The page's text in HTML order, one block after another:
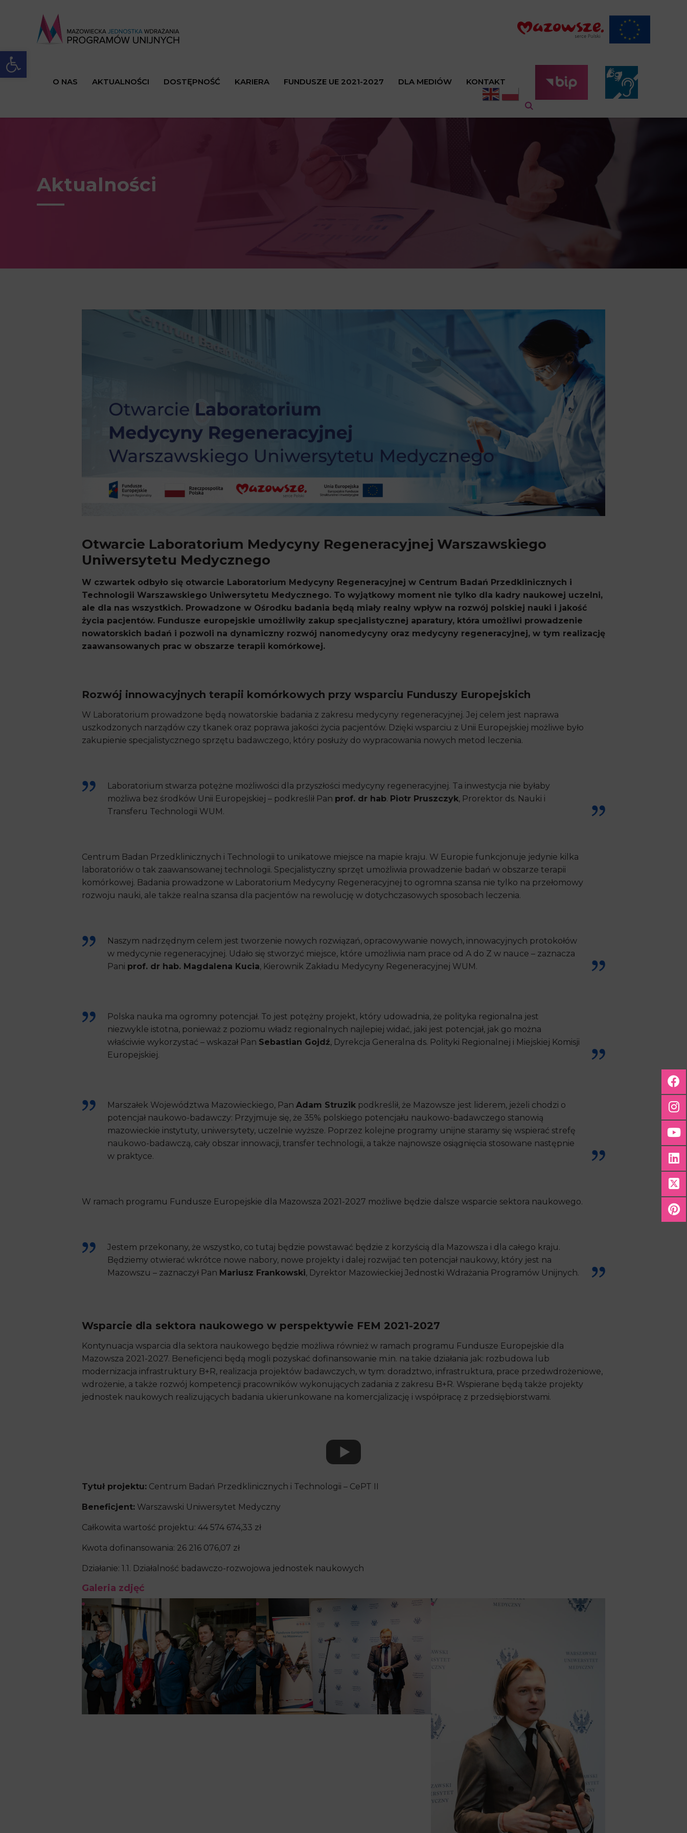
Open toolbar
O NAS AKTUALNOŚCI DOSTĘPNOŚĆ KARIERA FUNDUSZE UE 2021-2027 DLA MEDIÓW KONTAKT
Aktualności
Otwarcie Laboratorium Medycyny Regeneracyjnej Warszawskiego
Uniwersytetu Medycznego
W czwartek odbyło się otwarcie Laboratorium Medycyny Regeneracyjnej w Centrum Badań Przedklinicznych i
Technologii Warszawskiego Uniwersytetu Medycznego. To wyjątkowy moment nie tylko dla kadry naukowej uczelni,
ale dla nas wszystkich. Prowadzone w Ośrodku badania będą miały realny wpływ na rozwój polskiej nauki i jakość
życia pacjentów. Fundusze europejskie umożliwiły zakup specjalistycznej aparatury, która umożliwi prowadzenie
nowatorskich badań i pozwoli na dynamiczny rozwój nanomedycyny oraz medycyny regeneracyjnej, w tym realizację
zaawansowanych prac w obszarze terapii komórkowej.
Rozwój innowacyjnych terapii komórkowych przy wsparciu Funduszy Europejskich
W Laboratorium prowadzone będą nowatorskie badania z zakresu medycyny regeneracyjnej. Jej celem jest naprawa
uszkodzonych narządów czy tkanek oraz poprawa jakości życia pacjentów. Dzięki wsparciu z Unii Europejskiej możliwe było
zakupienie specjalistycznego sprzętu badawczego, który posłuży do wypracowania nowych metod leczenia.
Laboratorium stwarza potężne możliwości dla przyszłości medycyny regeneracyjnej. Ta inwestycja nie byłaby
możliwa bez środków Unii Europejskiej – podkreślił Pan prof. dr hab. Piotr Pruszczyk, Prorektor ds. Nauki i
Transferu Technologii WUM.
Centrum Badan Przedklinicznych i Technologii to unikatowe miejsce na mapie kraju. W Europie funkcjonuje jedynie kilka
laboratoriów o tak zaawansowanej technologii. Specjalistyczny sprzęt umożliwia prowadzenie badań w obszarze terapii
komórkowej. Badania prowadzone w Laboratorium Medycyny Regeneracyjnej to ogromna szansa nie tylko na przełomowy
rozwoju nauki, ale także realna szansa dla pacjentów na rewolucję w dotychczasowych sposobach leczenia.
Naszym nadrzędnym celem jest tworzenie nowych rozwiązań, opracowywanie nowych, innowacyjnych protokołów
w medycynie regeneracyjnej. Udało się stworzyć miejsce, które umożliwia nam prace od A do Z w nauce – zaznacza
Pani prof. dr hab. Magdalena Kucia, Kierownik Zakładu Medycyny Regeneracyjnej WUM.
Polska nauka ma ogromny potencjał. To jest potężny projekt, który udowadnia, że polityka regionalna jest
niezwykle istotna, ponieważ z poziomu władz regionalnych najlepiej widać, jaki jest potencjał, jak go można
właściwie wykorzystać – wskazał Pan Sebastian Gojdź, Dyrekcja Generalna ds. Polityki Regionalnej i Miejskiej Komisji
Europejskiej.
Marszałek Województwa Mazowieckiego, Pan Adam Struzik podkreślił, że Mazowsze jest liderem, jeżeli chodzi o
potencjał naukowo-badawczy: Przyjmuje się, że 35% polskiego potencjału naukowo-badawczego stanowią
mazowieckie instytuty, uniwersytety, uczelnie wyższe. Poprzez kolejne programy unijne staramy się wspierać strefę
naukowo-badawczą, cały obszar innowacji, transfer technologii, a także najnowsze osiągnięcia stosowane następnie
w praktyce.
W ramach programu Fundusze Europejskie dla Mazowsza 2021-2027 możliwe będzie dalsze wsparcie sektora naukowego.
Jestem przekonany, że wszystko, co tutaj będzie powstawać będzie z korzyścią dla Mazowsza i dla całego kraju.
Będziemy otwierać wkrótce nowe nabory, nowe projekty i dalej rozwijać ten potencjał naukowy, który jest na
Mazowszu – zaznaczył Pan Mariusz Frankowski, Dyrektor Mazowieckiej Jednostki Wdrażania Programów Unijnych.
Wsparcie dla sektora naukowego w perspektywie FEM 2021-2027
Kontynuacja wsparcia dla sektora naukowego będzie możliwa również w ramach programu Fundusze Europejskie dla
Mazowsza 2021-2027. Beneficjenci będą mogli pozyskać dofinansowanie m.in. na takie działania jak: rozbudowa lub
modernizacja infrastruktury B+R, realizacja projektów badawczych, w tym: doradztwo, infrastruktura, prace przedwdrożeniowe,
wdrożenie, a także rozwój kompetencji pracowników wykonujących zadania z zakresu B+R. Wspierane będą także projekty
jednostek naukowych realizujących badania ukierunkowane na komercjalizację i współpracę z przedsiębiorstwami.
Tytuł projektu: Centrum Badań Przedklinicznych i Technologii – CePT II
Beneficjent: Warszawski Uniwersytet Medyczny
Całkowita wartość projektu: 44 574 674,33 zł
Kwota dofinansowania: 26 216 076,07 zł
Działanie: 1.1. Działalność badawczo-rozwojowa jednostek naukowych
Galeria zdjęć